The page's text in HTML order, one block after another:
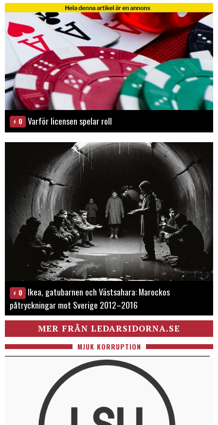
0 Varför licensen spelar roll
0
Ikea, gatubarnen och Västsahara: Marockos
påtryckningar mot Sverige 2012–2016
MER FRÅN LEDARSIDORNA.SE
MJUK KORRUPTION